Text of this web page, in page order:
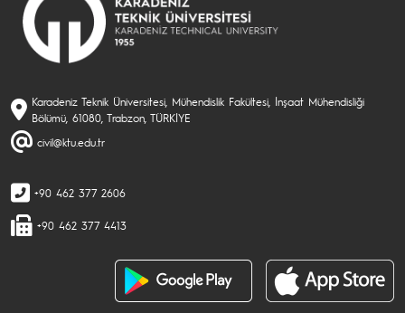
Karadeniz Teknik Üniversitesi, Mühendislik Fakültesi, İnşaat Mühendisliği
Bölümü, 61080, Trabzon, TÜRKİYE
civil@ktu.edu.tr
+90 462 377 2606
+90 462 377 4413